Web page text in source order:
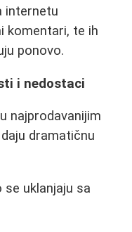
internetu
komentari, te ih
ponovo.
i nedostaci
najprodavanijim
dramatičnu
uklanjaju sa